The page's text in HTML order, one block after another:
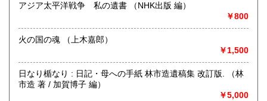
一度ご連絡ください。
※一部買取できない書籍もございます。予めご了承いただけ
ましたら幸いです。
取り扱い分野
哲学宗教、社会科学、自然科学、美術工芸、外国文学、趣
アジア太平洋戦争 私の遺書 （NHK出版 編）
￥800
火の国の魂 （上木嘉郎）
￥1,500
日なり楯なり : 日記・母への手紙 林市造遺稿集 改訂版. （林
市造 著 / 加賀博子 編）
￥5,000